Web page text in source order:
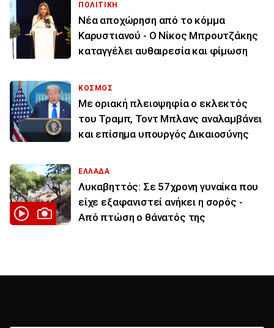
ΠΟΛΙΤΙΚΗ
Νέα αποχώρηση από το κόμμα
Καρυστιανού - Ο Νίκος Μπρουτζάκης
καταγγέλει αυθαιρεσία και φίμωση
ΚΟΣΜΟΣ
Με οριακή πλειοψηφία ο εκλεκτός
του Τραμπ, Τοντ Μπλανς αναλαμβάνει
και επίσημα υπουργός Δικαιοσύνης
ΕΛΛΑΔΑ
Λυκαβηττός: Σε 57χρονη γυναίκα που
είχε εξαφανιστεί ανήκει η σορός -
Από πτώση ο θάνατός της